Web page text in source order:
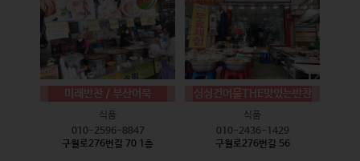
미래반찬 / 부산어묵
식품
010-2596-8847
구월로276번길 70 1층
싱싱건어물THE맛있는반찬
식품
010-2436-1429
구월로276번길 56